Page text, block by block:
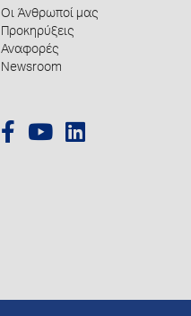
Οι Άνθρωποί μας
Προκηρύξεις
Αναφορές
Newsroom